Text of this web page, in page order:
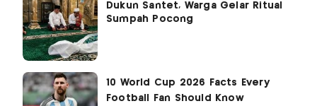
Dukun Santet, Warga Gelar Ritual
Sumpah Pocong